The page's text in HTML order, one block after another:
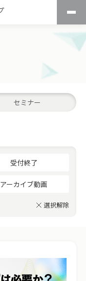
セミナー
受付終了
アーカイブ動画
選択解除